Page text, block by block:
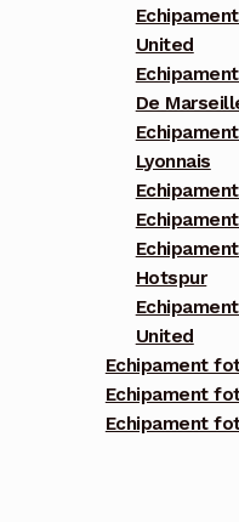
United
De
Lyonnais
Hotspur
United
Echipament
Echipament
Echipament